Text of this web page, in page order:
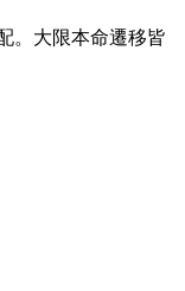
。大限本命遷移皆